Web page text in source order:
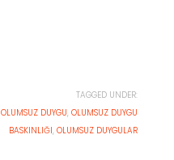
TAGGED UNDER:
OLUMSUZ DUYGU, OLUMSUZ DUYGU
BASKINLIĞI, OLUMSUZ DUYGULAR